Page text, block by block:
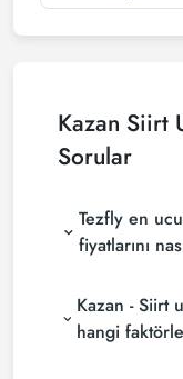
Kazan Siirt
Sorular
Tezfly en
fiyatlarını
bulmak için
siteleri
sitesini
Kazan - Siirt
hangi